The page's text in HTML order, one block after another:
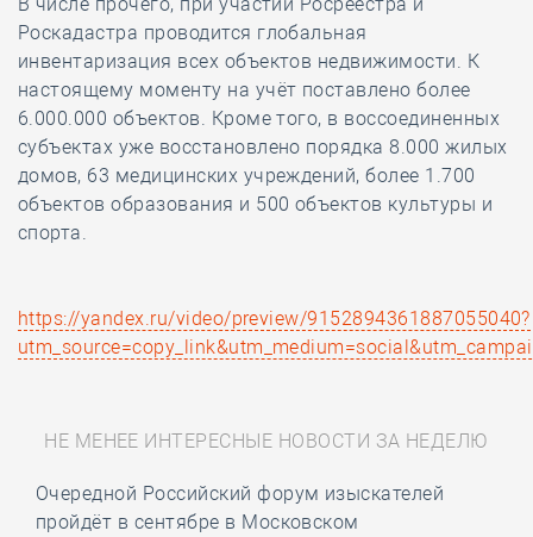
Роскадастра проводится глобальная
инвентаризация всех объектов недвижимости. К
настоящему моменту на учёт поставлено более
6.000.000 объектов. Кроме того, в воссоединенных
субъектах уже восстановлено порядка 8.000 жилых
домов, 63 медицинских учреждений, более 1.700
объектов образования и 500 объектов культуры и
спорта.
https://yandex.ru/video/preview/9152894361887055040?
НЕ МЕНЕЕ ИНТЕРЕСНЫЕ НОВОСТИ ЗА НЕДЕЛЮ
Очередной Российский форум изыскателей
пройдёт в сентябре в Московском